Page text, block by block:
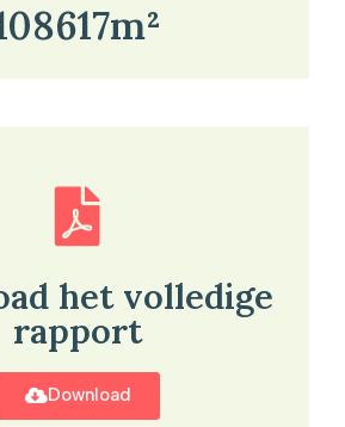
het volledige
rapport
Download